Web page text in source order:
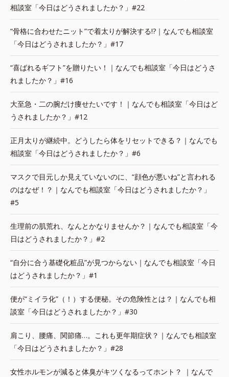
相談室「今日はどうされましたか？」#22
“骨格に合わせたニット”で着太りが解決する!?｜なんでも相談室
「今日はどうされましたか？」#17
“喜ばれるギフト”を贈りたい！｜なんでも相談室「今日はどうさ
れましたか？」#16
大至急・二の腕だけ痩せたいです！｜なんでも相談室「今日はど
うされましたか？」#12
正月太りが継続中。どうしたら体をリセットできる？｜なんでも
相談室「今日はどうされましたか？」#6
マスクで目元しか見えていないのに、“顔色が悪いね”と言われる
のはなぜ！？｜なんでも相談室「今日はどうされましたか？」
#5
生理前の肌荒れ、なんとかなりませんか？｜なんでも相談室「今
日はどうされましたか？」#2
“自分に合う基礎化粧品”が見つからない｜なんでも相談室「今日
はどうされましたか？」#1
便が“ミイラ化”（！）する便秘。その危険性とは？｜なんでも相
談室「今日はどうされましたか？」#30
肩こり、腰痛、関節痛…。これも更年期症状？｜なんでも相談室
「今日はどうされましたか？」#28
女性ホルモンが減ると体臭がキツくなるってホント？ ｜なんで